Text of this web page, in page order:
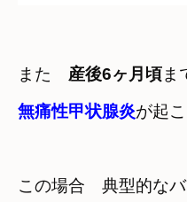
また 産後6ヶ月頃
無痛性甲状腺炎が起
この場合　典型的な